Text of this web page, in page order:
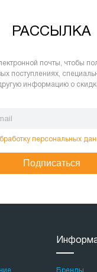
РАССЫЛКА
почты, чтобы
поступлениях,
информацию о
персональных
Подписаться